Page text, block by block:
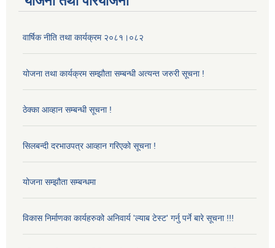
वार्षिक नीति तथा कार्यक्रम २०८१।०८२
योजना तथा कार्यक्रम सम्झौता सम्बन्धी अत्यन्त जरुरी सूचना !
ठेक्का आव्हान सम्बन्धी सूचना !
सिलबन्दी दरभाउपत्र आव्हान गरिएको सूचना !
योजना सम्झौता सम्बन्धमा
विकास निर्माणका कार्यहरुको अनिवार्य 'ल्याब टेस्ट' गर्नु पर्ने बारे सूचना !!!